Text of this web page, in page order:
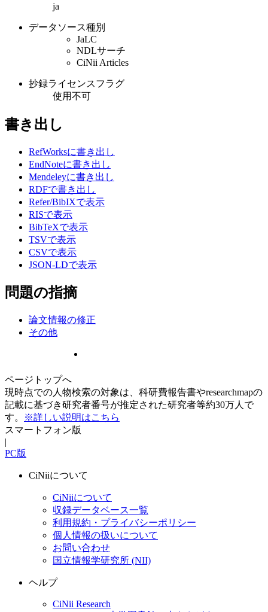
ja
データソース種別
JaLC
NDLサーチ
CiNii Articles
抄録ライセンスフラグ
使用不可
書き出し
RefWorksに書き出し
EndNoteに書き出し
Mendeleyに書き出し
RDFで書き出し
Refer/BibIXで表示
RISで表示
BibTeXで表示
TSVで表示
CSVで表示
JSON-LDで表示
問題の指摘
論文情報の修正
その他
ページトップへ
現時点での人物検索の対象は、科研費報告書やresearchmapの
記載に基づき研究者番号が推定された研究者等約30万人で
す。
※詳しい説明はこちら
スマートフォン版
|
PC版
CiNiiについて
CiNiiについて
収録データベース一覧
利用規約・プライバシーポリシー
個人情報の扱いについて
お問い合わせ
国立情報学研究所 (NII)
ヘルプ
CiNii Research